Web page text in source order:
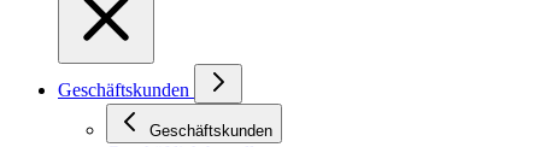
Geschäftskunden
Geschäftskunden